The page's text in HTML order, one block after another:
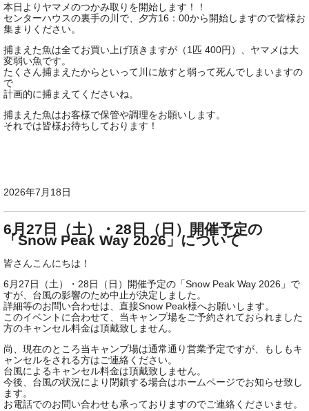
本日よりヤマメのつかみ取りを開始します！！
センターハウスの裏手の川で、夕方16：00から開始しますので皆様お
集まりください。
捕まえた魚は全てお買い上げ頂きますが（1匹 400円）、ヤマメは大
変弱い魚です。
たくさん捕まえたからといって川に放すと弱って死んでしまいますの
で
計画的に捕まえてくださいね。
捕まえた魚はお客様で保管や調理をお願いします。
それでは皆様お待ちしております！
2026年7月18日
6月27日（土）・28日（日）開催予定の
「Snow Peak Way 2026」について
皆さんこんにちは！
6月27日（土）・28日（日）開催予定の「Snow Peak Way 2026」で
すが、台風の影響のため中止が決定しました。
詳細等のお問い合わせは、直接Snow Peak様へお願いします。
このイベントに合わせて、当キャンプ場をご予約されておられました
方のキャンセル料金は頂戴致しません。
尚、現在のところ当キャンプ場は通常通り営業予定ですが、もしもキ
ャンセルをされる方はご連絡ください。
台風によるキャンセル料金は頂戴致しません。
今後、台風の状況により閉鎖する場合はホームページでお知らせ致し
ます。
お電話でのお問い合わせも承っておりますのでご連絡くださいませ。